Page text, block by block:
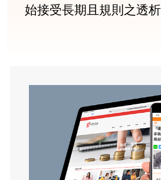
始接受長期且規則之透析